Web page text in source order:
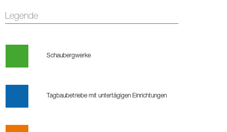
Legende
Schaubergwerke
Tagbaubetriebe mit untertägigen Einrichtungen